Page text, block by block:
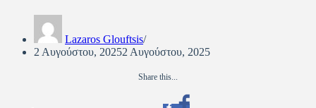
Lazaros Glouftsis
2 Αυγούστου, 20252 Αυγούστου, 2025
Share this...